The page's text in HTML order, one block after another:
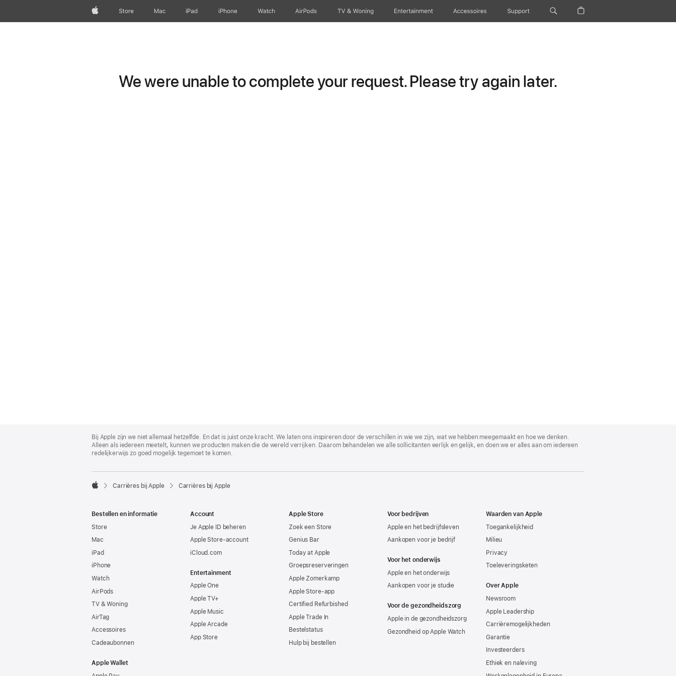
AppleStore Mac iPad iPhone Watch AirPods TV & Woning Entertainment Accessoires Support
We were unable to complete your request. Please try again later.
Footer
Bij Apple zijn we niet allemaal hetzelfde. En dat is juist onze kracht. We laten ons inspireren door de verschillen in wie we zijn, wat we hebben meegemaakt en hoe we denken.
Alleen als iedereen meetelt, kunnen we producten maken die de wereld verrijken. Daarom behandelen we alle sollicitanten eerlijk en gelijk, en doen we er alles aan om iedereen
redelijkerwijs zo goed mogelijk tegemoet te komen.

Carrières bij Apple Carrières bij Apple
Bestellen en informatie
Store
Mac
iPad
iPhone
Watch
AirPods
TV & Woning
AirTag
Accessoires
Cadeaubonnen
Apple Wallet
Account
Je Apple ID beheren
Apple Store-account
iCloud.com
Entertainment
Apple One
Apple TV+
Apple Music
Apple Arcade
App Store
Apple Store
Zoek een Store
Genius Bar
Today at Apple
Groepsreserveringen
Apple Zomerkamp
Apple Store-app
Certified Refurbished
Apple Trade In
Bestelstatus
Hulp bij bestellen
Voor bedrijven
Apple en het bedrijfsleven
Aankopen voor je bedrijf
Voor het onderwijs
Apple en het onderwijs
Aankopen voor je studie
Voor de gezondheidszorg
Apple in de gezondheidszorg
Gezondheid op Apple Watch
Waarden van Apple
Toegankelijkheid
Milieu
Privacy
Toeleveringsketen
Over Apple
Newsroom
Apple Leadership
Carrièremogelijkheden
Garantie
Investeerders
Ethiek en naleving